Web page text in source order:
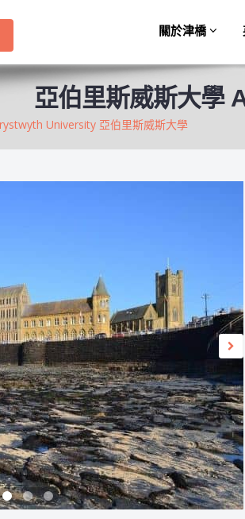
關於津橋
亞伯里斯威斯大學
University 亞伯里斯威斯大學